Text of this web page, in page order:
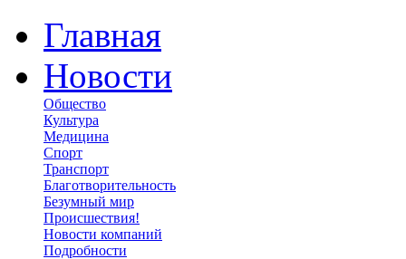
Главная
Новости
Общество
Культура
Медицина
Спорт
Транспорт
Благотворительность
Безумный мир
Происшествия!
Новости компаний
Подробности